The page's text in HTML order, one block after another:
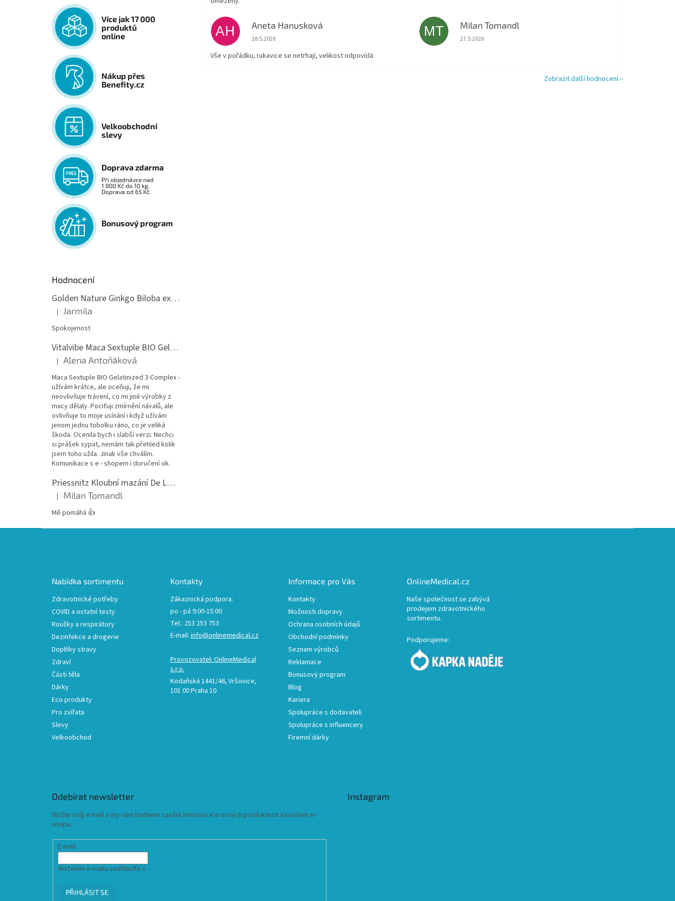
Více jak 17 000
produktů
online
Nákup přes
Benefity.cz
Velkoobchodní
slevy
Doprava zdarma
Při objednávce nad
1 800 Kč do 10 kg.
Doprava od 65 Kč.
Bonusový program
Hodnocení
Golden Nature Ginkgo Biloba extrakt 50:1 60mg, 100 kapslí
Hodnocení produktu je 5 z 5 hvězdiček.
| Jarmila
Spokojenost
Vitalvibe Maca Sextuple BIO Gelatinized 3-Complex, 60 kapslí
Hodnocení produktu je 5 z 5 hvězdiček.
| Alena Antoňáková
Maca Sextuple BIO Gelatinized 3-Complex -
užívám krátce, ale oceňuji, že mi
neovlivňuje trávení, co mi jiné výrobky z
macy dělaly. Pociťuji zmírnění návalů, ale
ovlivňuje to moje usínání i když užívám
jenom jednu tobolku ráno, co je veliká
škoda. Ocenila bych i slabší verzi. Nechci
si prášek sypat, nemám tak přehled kolik
jsem toho užila. Jinak vše chválím.
Komunikace s e - shopem i doručení ok.
Priessnitz Kloubní mazání De Luxe, 200ml
Hodnocení produktu je 5 z 5 hvězdiček.
| Milan Tomandl
Mě pomáhá 👍
AH Aneta Hanusková
Hodnocení obchodu je 5 z 5 hvězdiček.
28.5.2026
Vše v pořádku, rukavice se netrhají, velikost odpovídá.
MT Milan Tomandl
Hodnocení obchodu je 5 z 5 hvězdiček.
27.5.2026
Zobrazit další hodnocení
Nabídka sortimentu
Zdravotnické potřeby
COVID a ostatní testy
Roušky a respirátory
Dezinfekce a drogerie
Doplňky stravy
Zdraví
Části těla
Dárky
Eco produkty
Pro zvířata
Slevy
Velkoobchod
Kontakty
Zákaznická podpora:
po - pá 9:00-15:00
Tel.: 253 253 753
E-mail: info@onlinemedical.cz
Provozovatel: OnlineMedical
s.r.o.
Kodaňská 1441/46, Vršovice,
101 00 Praha 10
Informace pro Vás
Kontakty
Možnosti dopravy
Ochrana osobních údajů
Obchodní podmínky
Seznam výrobců
Reklamace
Bonusový program
Blog
Kariera
Spolupráce s dodavateli
Spolupráce s influencery
Firemní dárky
OnlineMedical.cz
Naše společnost se zabývá
prodejem zdravotnického
sortimentu.
Podporujeme:
Odebírat newsletter
Vložte svůj e-mail a my vám budeme zasílat informace o nových produktech na našem e-
shopu.
E-mail
Vložením e-mailu souhlasíte s
PŘIHLÁSIT SE
Instagram